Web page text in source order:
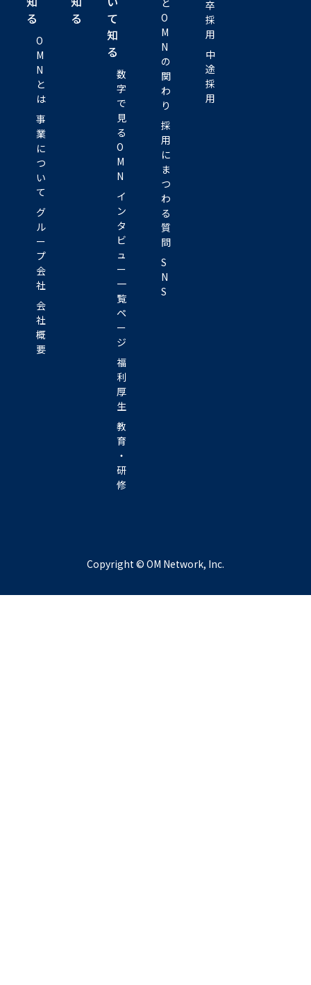
る
O
M
N
と
は
事
業
に
つ
い
て
グ
ル
ー
プ
会
社
会
社
概
要
る
て
知
る
数
字
で
見
る
O
M
N
イ
ン
タ
ビ
ュ
ー
一
覧
ペ
ー
ジ
福
利
厚
生
教
育
・
研
修
O
M
N
の
関
わ
り
採
用
に
ま
つ
わ
る
質
問
S
N
S
卒
採
用
中
途
採
用
Copyright © OM Network, Inc.